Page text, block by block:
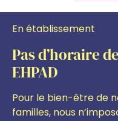
En établissement
Pas d’horaire
EHPAD
Pour le bien-être de
familles, nous